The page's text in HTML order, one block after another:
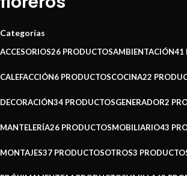
Categorías
ACCESORIOS26 PRODUCTOSAMBIENTACIÓN41
CALEFACCIÓN6 PRODUCTOSCOCINA22
DECORACIÓN34 PRODUCTOSGENERADOR2
MANTELERÍA26 PRODUCTOSMOBILIARIO43
MONTAJES37 PRODUCTOSOTROS3